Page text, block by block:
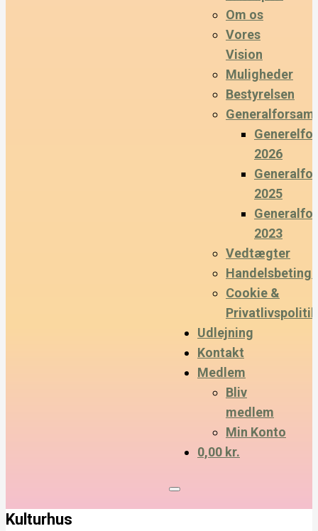
Om os
Vores
Vision
Muligheder
Bestyrelsen
2026
2025
2023
Vedtægter
Cookie &
Privatlivspolitik
Udlejning
Kontakt
Medlem
Bliv
medlem
Min Konto
0,00 kr.
Kulturhus